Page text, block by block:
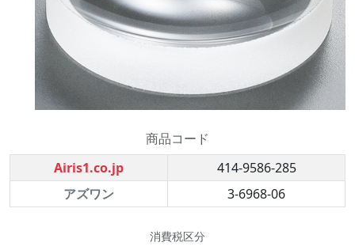
商品コード
Airis1.co.jp
414-9586-285
アズワン
3-6968-06
消費税区分